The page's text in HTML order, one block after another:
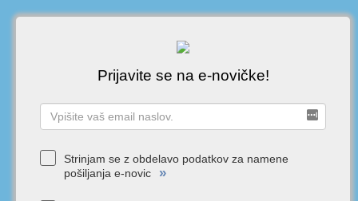
Prijavite se na e-novičke!
Strinjam se z obdelavo podatkov za namene
pošiljanja e-novic
»